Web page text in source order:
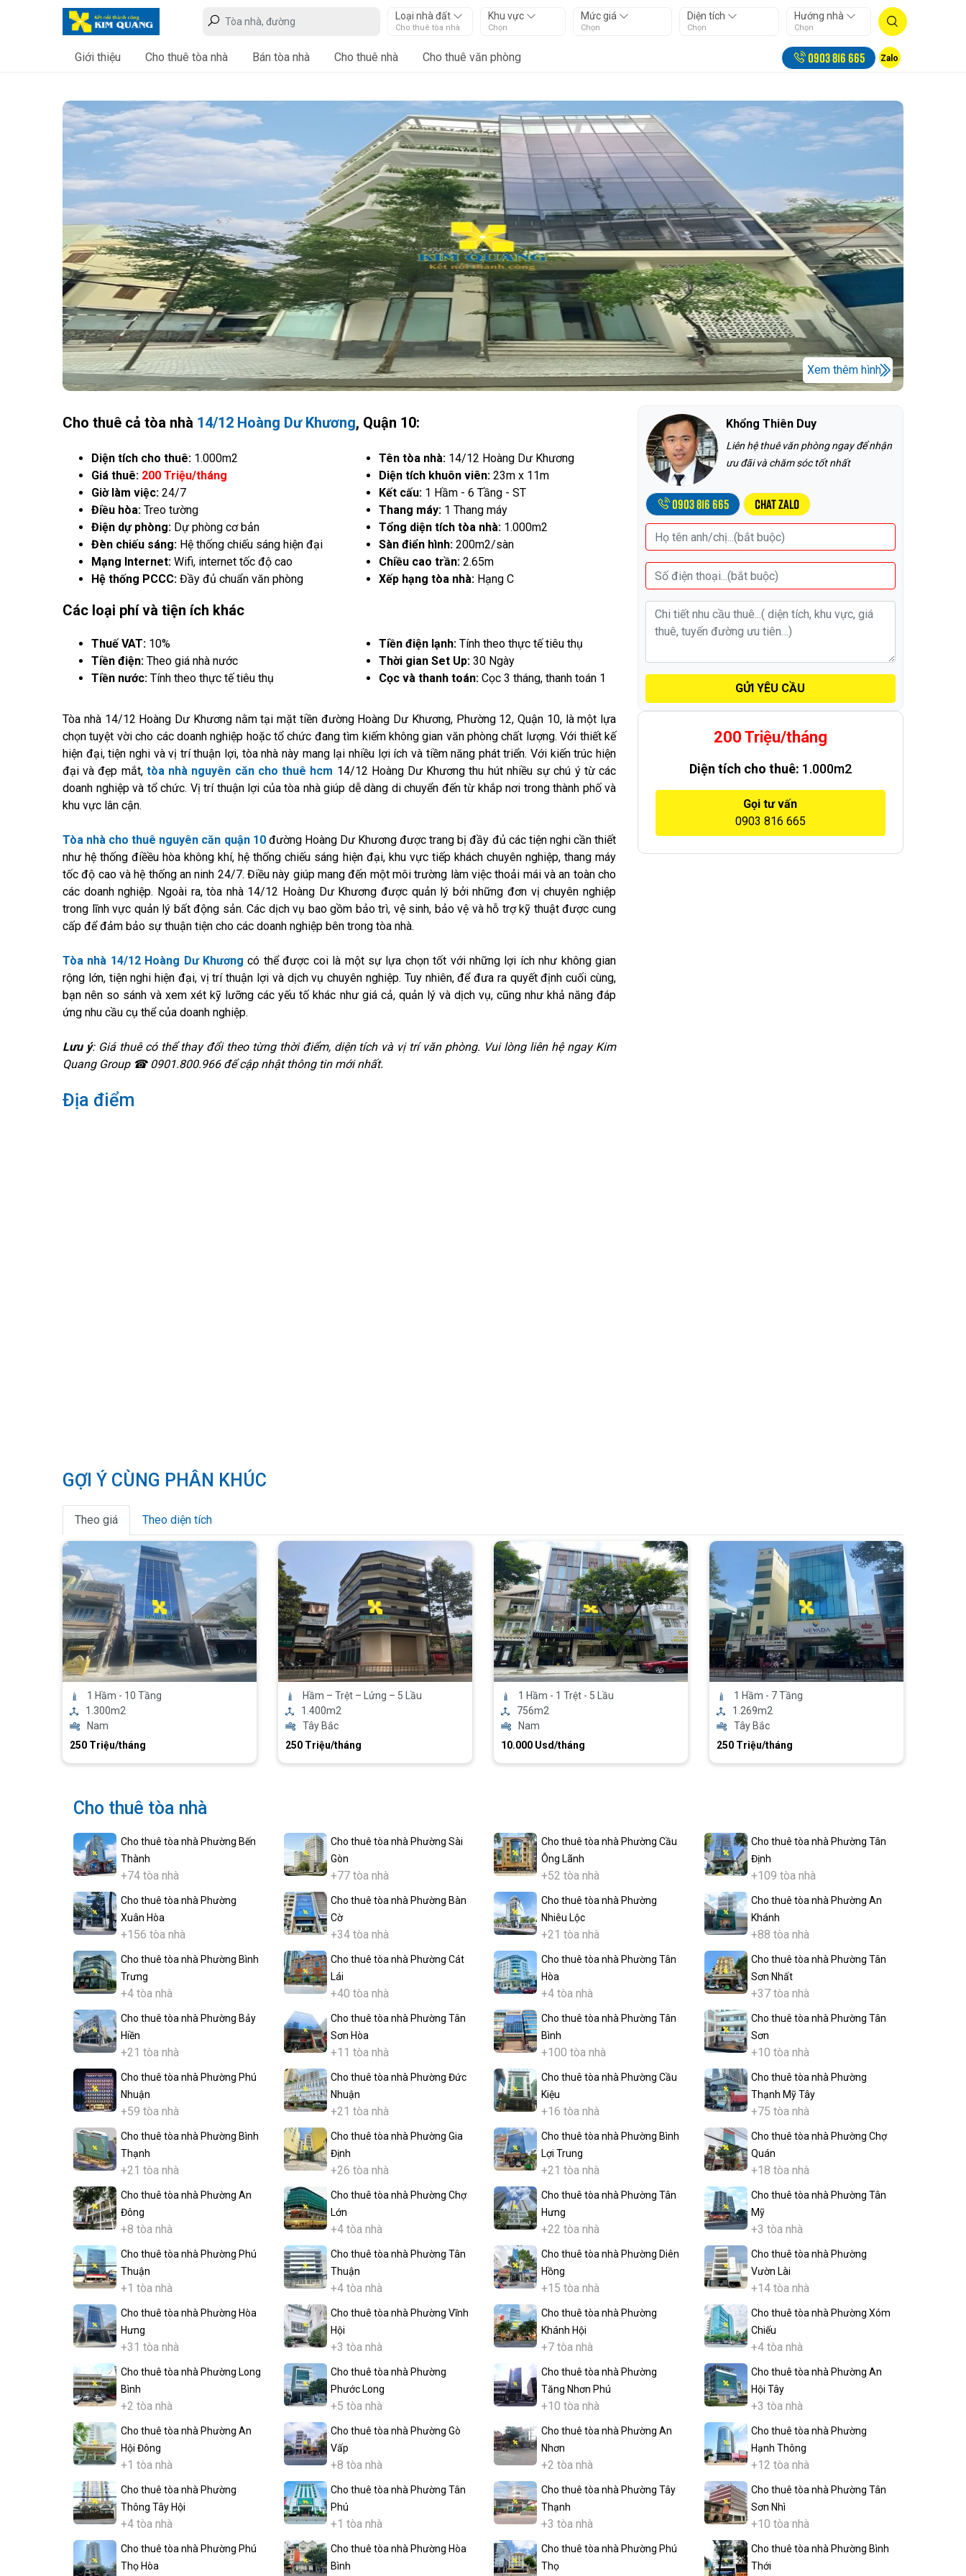
Loại nhà đất
Cho thuê tòa nhà
Khu vực
Chọn
Mức giá
Chọn
Diện tích
Chọn
Hướng nhà
Chọn
Giới thiệu Cho thuê tòa nhà Bán tòa nhà Cho thuê nhà Cho thuê văn phòng 0903 816 665 Zalo
Xem thêm hình
Cho thuê cả tòa nhà 14/12 Hoàng Dư Khương, Quận 10:
Diện tích cho thuê: 1.000m2
Giá thuê: 200 Triệu/tháng
Giờ làm việc: 24/7
Điều hòa: Treo tường
Điện dự phòng: Dự phòng cơ bản
Đèn chiếu sáng: Hệ thống chiếu sáng hiện đại
Mạng Internet: Wifi, internet tốc độ cao
Hệ thống PCCC: Đầy đủ chuẩn văn phòng
Tên tòa nhà: 14/12 Hoàng Dư Khương
Diện tích khuôn viên: 23m x 11m
Kết cấu: 1 Hầm - 6 Tầng - ST
Thang máy: 1 Thang máy
Tổng diện tích tòa nhà: 1.000m2
Sàn điển hình: 200m2/sàn
Chiều cao trần: 2.65m
Xếp hạng tòa nhà: Hạng C
Các loại phí và tiện ích khác
Thuế VAT: 10%
Tiền điện: Theo giá nhà nước
Tiền nước: Tính theo thực tế tiêu thụ
Tiền điện lạnh: Tính theo thực tế tiêu thụ
Thời gian Set Up: 30 Ngày
Cọc và thanh toán: Cọc 3 tháng, thanh toán 1
Khổng Thiên Duy
Liên hệ thuê văn phòng ngay để nhận
ưu đãi và chăm sóc tốt nhất
0903 816 665 Chat Zalo
GỬI YÊU CẦU
Tòa nhà 14/12 Hoàng Dư Khương nằm tại mặt tiền đường Hoàng Dư Khương, Phường 12, Quận 10, là một lựa
chọn tuyệt vời cho các doanh nghiệp hoặc tổ chức đang tìm kiếm không gian văn phòng chất lượng. Với thiết kế
hiện đại, tiện nghi và vị trí thuận lợi, tòa nhà này mang lại nhiều lợi ích và tiềm năng phát triển. Với kiến trúc hiện
đại và đẹp mắt, tòa nhà nguyên căn cho thuê hcm 14/12 Hoàng Dư Khương thu hút nhiều sự chú ý từ các
doanh nghiệp và tổ chức. Vị trí thuận lợi của tòa nhà giúp dễ dàng di chuyển đến từ khắp nơi trong thành phố và
khu vực lân cận.
Tòa nhà cho thuê nguyên căn quận 10đường Hoàng Dư Khương được trang bị đầy đủ các tiện nghi cần thiết
như hệ thống điềều hòa không khí, hệ thống chiếu sáng hiện đại, khu vực tiếp khách chuyên nghiệp, thang máy
tốc độ cao và hệ thống an ninh 24/7. Điều này giúp mang đến một môi trường làm việc thoải mái và an toàn cho
các doanh nghiệp. Ngoài ra, tòa nhà 14/12 Hoàng Dư Khương được quản lý bởi những đơn vị chuyên nghiệp
trong lĩnh vực quản lý bất động sản. Các dịch vụ bao gồm bảo trì, vệ sinh, bảo vệ và hỗ trợ kỹ thuật được cung
cấp để đảm bảo sự thuận tiện cho các doanh nghiệp bên trong tòa nhà.
Tòa nhà 14/12 Hoàng Dư Khương có thể được coi là một sự lựa chọn tốt với những lợi ích như không gian
rộng lớn, tiện nghi hiện đại, vị trí thuận lợi và dịch vụ chuyên nghiệp. Tuy nhiên, để đưa ra quyết định cuối cùng,
bạn nên so sánh và xem xét kỹ lưỡng các yếu tố khác như giá cả, quản lý và dịch vụ, cũng như khả năng đáp
ứng nhu cầu cụ thể của doanh nghiệp.
Lưu ý: Giá thuê có thể thay đổi theo từng thời điểm, diện tích và vị trí văn phòng. Vui lòng liên hệ ngay Kim
Quang Group ☎ 0901.800.966 để cập nhật thông tin mới nhất.
200 Triệu/tháng
Diện tích cho thuê: 1.000m2
Gọi tư vấn
0903 816 665
Địa điểm
GỢI Ý CÙNG PHÂN KHÚC
Theo giá Theo diện tích
1 Hầm - 10 Tầng
1.300m2
Nam
250 Triệu/tháng
Hầm – Trệt – Lửng – 5 Lầu
1.400m2
Tây Bắc
250 Triệu/tháng
1 Hầm - 1 Trệt - 5 Lầu
756m2
Nam
10.000 Usd/tháng
1 Hầm - 7 Tầng
1.269m2
Tây Bắc
250 Triệu/tháng
Cho thuê tòa nhà
Cho thuê tòa nhà Phường Bến
Thành
+74 tòa nhà
Cho thuê tòa nhà Phường Sài
Gòn
+77 tòa nhà
Cho thuê tòa nhà Phường Cầu
Ông Lãnh
+52 tòa nhà
Cho thuê tòa nhà Phường Tân
Định
+109 tòa nhà
Cho thuê tòa nhà Phường
Xuân Hòa
+156 tòa nhà
Cho thuê tòa nhà Phường Bàn
Cờ
+34 tòa nhà
Cho thuê tòa nhà Phường
Nhiêu Lộc
+21 tòa nhà
Cho thuê tòa nhà Phường An
Khánh
+88 tòa nhà
Cho thuê tòa nhà Phường Bình
Trưng
+4 tòa nhà
Cho thuê tòa nhà Phường Cát
Lái
+40 tòa nhà
Cho thuê tòa nhà Phường Tân
Hòa
+4 tòa nhà
Cho thuê tòa nhà Phường Tân
Sơn Nhất
+37 tòa nhà
Cho thuê tòa nhà Phường Bảy
Hiền
+21 tòa nhà
Cho thuê tòa nhà Phường Tân
Sơn Hòa
+11 tòa nhà
Cho thuê tòa nhà Phường Tân
Bình
+100 tòa nhà
Cho thuê tòa nhà Phường Tân
Sơn
+10 tòa nhà
Cho thuê tòa nhà Phường Phú
Nhuận
+59 tòa nhà
Cho thuê tòa nhà Phường Đức
Nhuận
+21 tòa nhà
Cho thuê tòa nhà Phường Cầu
Kiệu
+16 tòa nhà
Cho thuê tòa nhà Phường
Thạnh Mỹ Tây
+75 tòa nhà
Cho thuê tòa nhà Phường Bình
Thạnh
+21 tòa nhà
Cho thuê tòa nhà Phường Gia
Định
+26 tòa nhà
Cho thuê tòa nhà Phường Bình
Lợi Trung
+21 tòa nhà
Cho thuê tòa nhà Phường Chợ
Quán
+18 tòa nhà
Cho thuê tòa nhà Phường An
Đông
+8 tòa nhà
Cho thuê tòa nhà Phường Chợ
Lớn
+4 tòa nhà
Cho thuê tòa nhà Phường Tân
Hưng
+22 tòa nhà
Cho thuê tòa nhà Phường Tân
Mỹ
+3 tòa nhà
Cho thuê tòa nhà Phường Phú
Thuận
+1 tòa nhà
Cho thuê tòa nhà Phường Tân
Thuận
+4 tòa nhà
Cho thuê tòa nhà Phường Diên
Hồng
+15 tòa nhà
Cho thuê tòa nhà Phường
Vườn Lài
+14 tòa nhà
Cho thuê tòa nhà Phường Hòa
Hưng
+31 tòa nhà
Cho thuê tòa nhà Phường Vĩnh
Hội
+3 tòa nhà
Cho thuê tòa nhà Phường
Khánh Hội
+7 tòa nhà
Cho thuê tòa nhà Phường Xóm
Chiếu
+4 tòa nhà
Cho thuê tòa nhà Phường Long
Bình
+2 tòa nhà
Cho thuê tòa nhà Phường
Phước Long
+5 tòa nhà
Cho thuê tòa nhà Phường
Tăng Nhơn Phú
+10 tòa nhà
Cho thuê tòa nhà Phường An
Hội Tây
+3 tòa nhà
Cho thuê tòa nhà Phường An
Hội Đông
+1 tòa nhà
Cho thuê tòa nhà Phường Gò
Vấp
+8 tòa nhà
Cho thuê tòa nhà Phường An
Nhơn
+2 tòa nhà
Cho thuê tòa nhà Phường
Hạnh Thông
+12 tòa nhà
Cho thuê tòa nhà Phường
Thông Tây Hội
+4 tòa nhà
Cho thuê tòa nhà Phường Tân
Phú
+1 tòa nhà
Cho thuê tòa nhà Phường Tây
Thạnh
+3 tòa nhà
Cho thuê tòa nhà Phường Tân
Sơn Nhì
+10 tòa nhà
Cho thuê tòa nhà Phường Phú
Thọ Hòa
Cho thuê tòa nhà Phường Hòa
Bình
Cho thuê tòa nhà Phường Phú
Thọ
Cho thuê tòa nhà Phường Bình
Thới